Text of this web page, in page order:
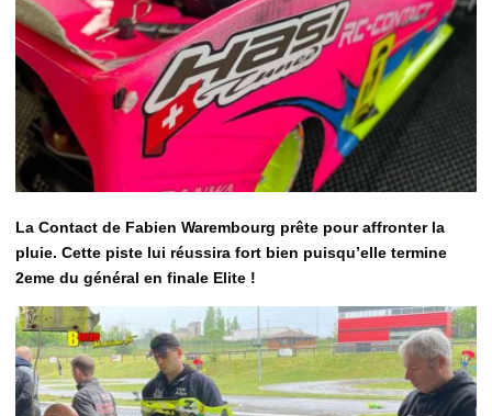
La Contact de Fabien Warembourg prête pour affronter la
pluie. Cette piste lui réussira fort bien puisqu’elle termine
2eme du général en finale Elite !